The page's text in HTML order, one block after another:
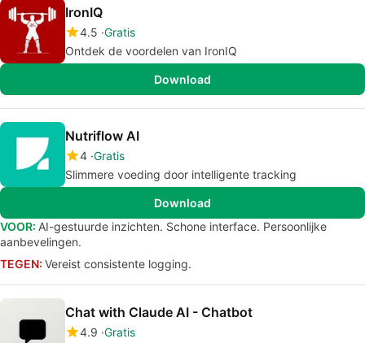
IronIQ
4.5 Gratis
Ontdek de voordelen van IronIQ
Download
Nutriflow AI
4 Gratis
Slimmere voeding door intelligente tracking
Download
VOOR: AI-gestuurde inzichten. Schone interface. Persoonlijke
aanbevelingen.
TEGEN: Vereist consistente logging.
Chat with Claude AI - Chatbot
4.9 Gratis